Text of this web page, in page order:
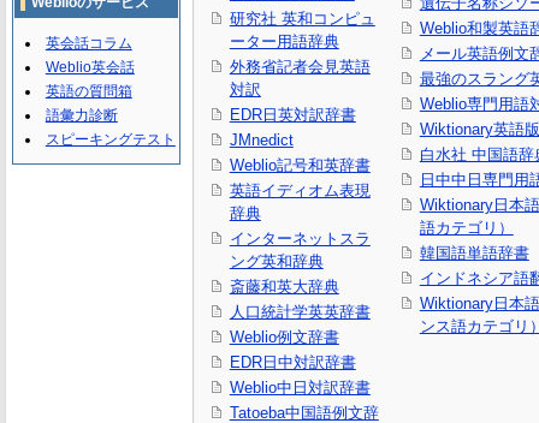
研究社 英和コンピュ
ーター用語辞典
外務省記者会見英語
対訳
EDR日英対訳辞書
JMnedict
Weblio記号和英辞書
英語イディオム表現
辞典
インターネットスラ
ング英和辞典
斎藤和英大辞典
人口統計学英英辞書
Weblio例文辞書
EDR日中対訳辞書
Weblio中日対訳辞書
Tatoeba中国語例文辞
Weblio和製英語
メール英語例文
最強のスラング
Weblio専門用語
Wiktionary英語版
白水社 中国語辞
日中中日専門用
Wiktionary日本
語カテゴリ）
韓国語単語辞書
インドネシア語
Wiktionary日本
ンス語カテゴリ
英会話コラム
Weblio英会話
英語の質問箱
語彙力診断
スピーキングテスト